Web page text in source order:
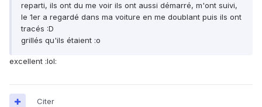
reparti, ils ont du me voir ils ont aussi démarré, m'ont suivi,
le 1er a regardé dans ma voiture en me doublant puis ils ont
tracés :D
grillés qu'ils étaient :o
excellent :lol:
Citer